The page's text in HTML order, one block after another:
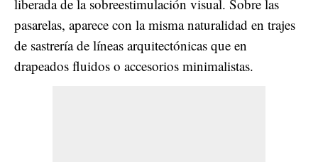
liberada de la sobreestimulación visual. Sobre las
pasarelas, aparece con la misma naturalidad en trajes
de sastrería de líneas arquitectónicas que en
drapeados fluidos o accesorios minimalistas.